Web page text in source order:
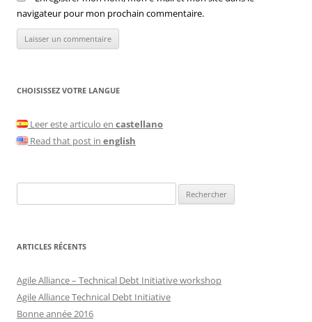
navigateur pour mon prochain commentaire.
CHOISISSEZ VOTRE LANGUE
Leer este articulo en castellano
Read that post in english
ARTICLES RÉCENTS
Agile Alliance – Technical Debt Initiative workshop
Agile Alliance Technical Debt Initiative
Bonne année 2016